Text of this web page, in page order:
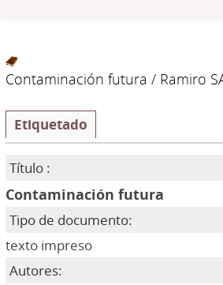
Contaminación futura / Ramiro
Etiquetado
Título :
Contaminación futura
Tipo de documento:
texto impreso
Autores: